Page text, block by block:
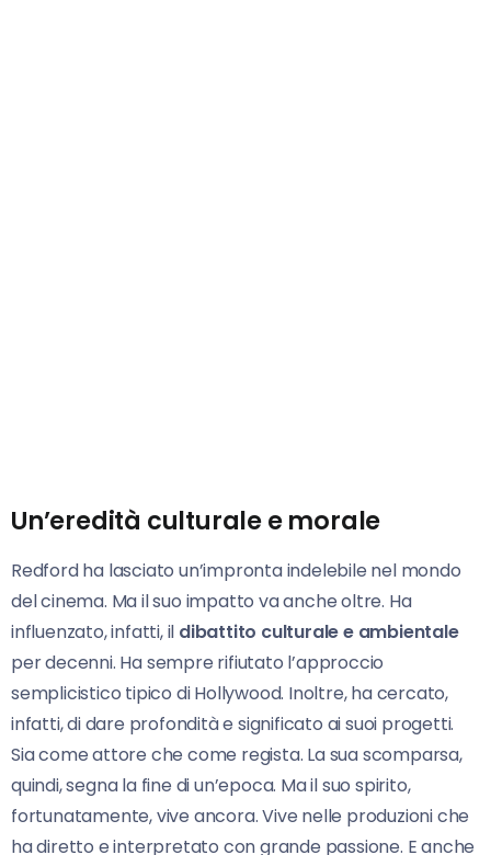
Un’eredità culturale e morale
Redford ha lasciato un’impronta indelebile nel mondo
del cinema. Ma il suo impatto va anche oltre. Ha
influenzato, infatti, il dibattito culturale e ambientale
per decenni. Ha sempre rifiutato l’approccio
semplicistico tipico di Hollywood. Inoltre, ha cercato,
infatti, di dare profondità e significato ai suoi progetti.
Sia come attore che come regista. La sua scomparsa,
quindi, segna la fine di un’epoca. Ma il suo spirito,
fortunatamente, vive ancora. Vive nelle produzioni che
ha diretto e interpretato con grande passione. E anche